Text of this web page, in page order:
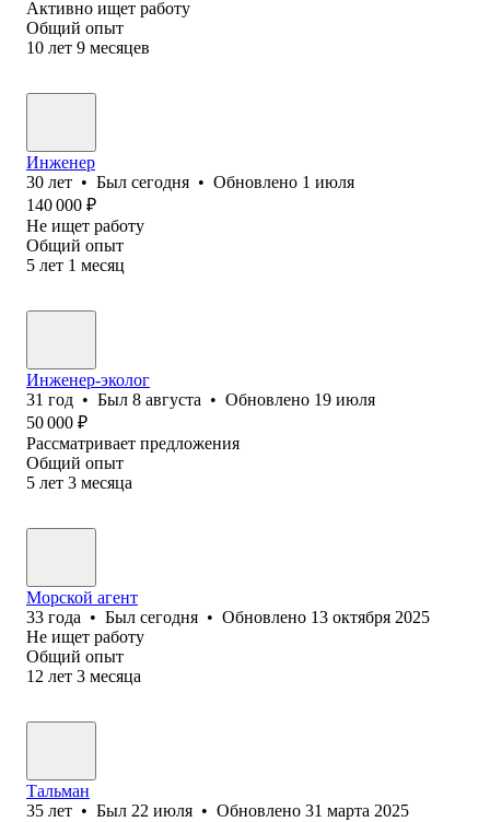
Активно ищет работу
Общий опыт
10 лет 9 месяцев
Инженер
30 лет • Был сегодня • Обновлено 1 июля
140 000 ₽
Не ищет работу
Общий опыт
5 лет 1 месяц
Инженер-эколог
31 год • Был 8 августа • Обновлено 19 июля
50 000 ₽
Рассматривает предложения
Общий опыт
5 лет 3 месяца
Морской агент
33 года • Был сегодня • Обновлено 13 октября 2025
Не ищет работу
Общий опыт
12 лет 3 месяца
Тальман
35 лет • Был 22 июля • Обновлено 31 марта 2025